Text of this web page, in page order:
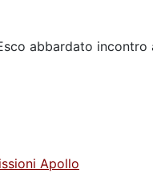
abbardato
Apollo